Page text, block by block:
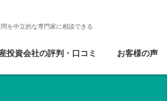
を中立的な専門家に相談できる
投資会社の評判・口コミ お客様の声